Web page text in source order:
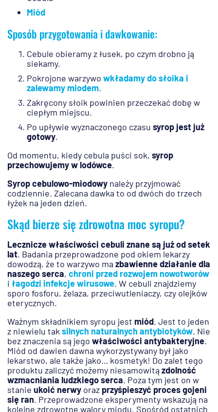
Miód
Sposób przygotowania i dawkowanie:
Cebule obieramy z łusek, po czym drobno ją
siekamy.
Pokrojone warzywo wkładamy do słoika i
zalewamy miodem.
Zakręcony słoik powinien przeczekać dobę w
ciepłym miejscu.
Po upływie wyznaczonego czasu syrop jest już
gotowy.
Od momentu, kiedy cebula puści sok, syrop
przechowujemy w lodówce.
Syrop cebulowo-miodowy należy przyjmować
codziennie. Zalecana dawka to od dwóch do trzech
łyżek na jeden dzień.
Skąd bierze się zdrowotna moc syropu?
Lecznicze właściwości cebuli znane są już od setek
lat. Badania przeprowadzone pod okiem lekarzy
dowodzą, że to warzywo ma zbawienne działanie dla
naszego serca, chroni przed rozwojem nowotworów
i łagodzi infekcje wirusowe. W cebuli znajdziemy
sporo fosforu, żelaza, przeciwutleniaczy, czy olejków
eterycznych.
Ważnym składnikiem syropu jest miód. Jest to jeden
z niewielu tak silnych naturalnych antybiotyków. Nie
bez znaczenia są jego właściwości antybakteryjne.
Miód od dawien dawna wykorzystywany był jako
lekarstwo, ale także jako… kosmetyk! Do zalet tego
produktu zaliczyć możemy niesamowitą zdolność
wzmacniania ludzkiego serca. Poza tym jest on w
stanie ukoić nerwy oraz przyśpieszyć proces gojeni
się ran. Przeprowadzone eksperymenty wskazują na
kolejne zdrowotne walory miodu. Spośród ostatnich